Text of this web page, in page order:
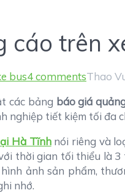
cáo trên
bus4 commentsThao
các bảng báo giá
nghiệp tiết kiệm tối đa
Hà Tĩnh nói riêng và
thời gian tối thiểu là
ảnh sản phẩm,
nhớ.